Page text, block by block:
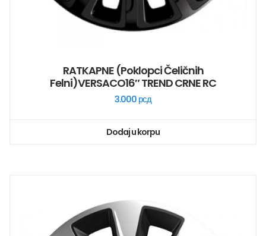
RATKAPNE (poklopci Čeličnih
Felni)VERSACO16″ TREND CRNE RC
3.000 рсд
Dodaj u korpu